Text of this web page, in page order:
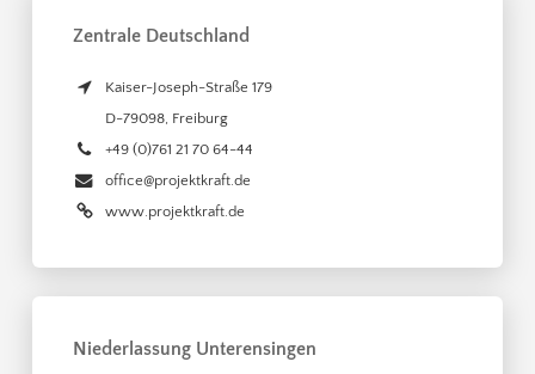
Zentrale Deutschland
Kaiser-Joseph-Straße 179
D-79098, Freiburg
+49 (0)761 21 70 64-44
office@projektkraft.de
www.projektkraft.de
Niederlassung Unterensingen